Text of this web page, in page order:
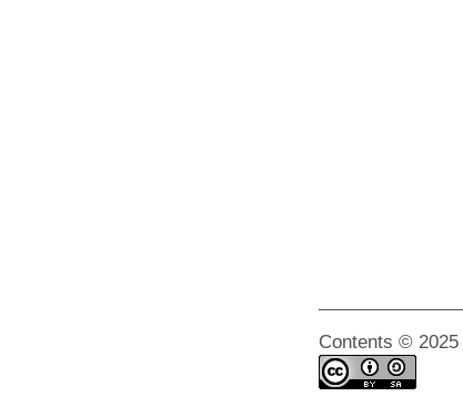
Contents © 2025